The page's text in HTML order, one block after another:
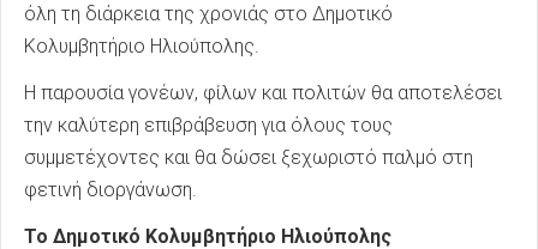
όλη τη διάρκεια της χρονιάς στο Δημοτικό
Κολυμβητήριο Ηλιούπολης.
Η παρουσία γονέων, φίλων και πολιτών θα αποτελέσει
την καλύτερη επιβράβευση για όλους τους
συμμετέχοντες και θα δώσει ξεχωριστό παλμό στη
φετινή διοργάνωση.
Το Δημοτικό Κολυμβητήριο Ηλιούπολης